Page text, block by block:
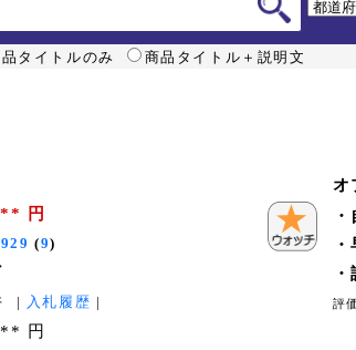
タイトルのみ 商品タイトル＋説明文
円
(9)
| 入札履歴 |
円
オ
評